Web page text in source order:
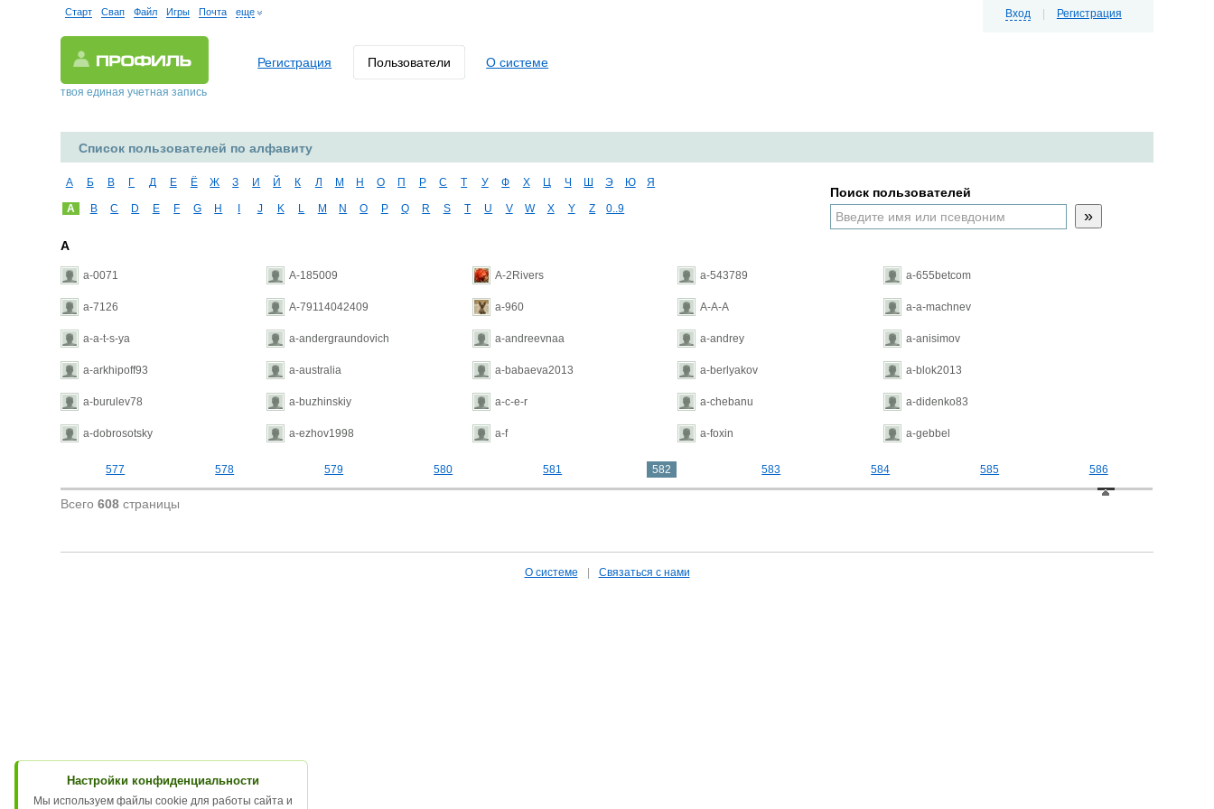
Старт Свап Файл Игры Почта еще
твоя единая учетная запись
Вход Регистрация
Регистрация Пользователи О системе
Список пользователей по алфавиту
А Б В Г Д Е Ё Ж З И Й К Л М Н О П Р С Т У Ф Х Ц Ч Ш Э Ю Я
A B C D E F G H J K L M N O P Q R S T U V W X Y Z 0..9
Поиск пользователей
»
A
a-0071 A-185009 A-2Rivers a-543789 a-655betcom
a-7126 A-79114042409 a-960 A-A-A a-a-machnev
a-a-t-s-ya a-andergraundovich a-andreevnaa a-andrey a-anisimov
a-arkhipoff93 a-australia a-babaeva2013 a-berlyakov a-blok2013
a-burulev78 a-buzhinskiy a-c-e-r a-chebanu a-didenko83
a-dobrosotsky a-ezhov1998 a-f a-foxin a-gebbel
577 578 579 580 581 582 583 584 585 586
Всего608 страницы
О системе Связаться с нами
Настройки конфиденциальности
Мы используем файлы cookie для работы сайта и